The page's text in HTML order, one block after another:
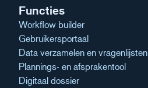
Functies
Workflow builder
Gebruikersportaal
Data verzamelen en vragenlijsten
Plannings- en afsprakentool
Digitaal dossier